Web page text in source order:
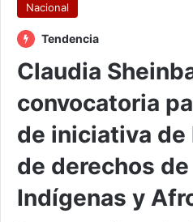
Nacional
Tendencia
Claudia
convocatoria
de iniciativa de
de derechos
Indígenas y